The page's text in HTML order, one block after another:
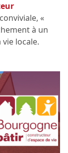
«
à un
locale.